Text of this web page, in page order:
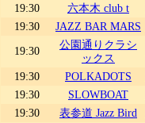
19:30
六本木 club t
19:30
JAZZ BAR MARS
19:30
公園通りクラシ
ックス
19:30
POLKADOTS
19:30
SLOWBOAT
19:30
表参道 Jazz Bird